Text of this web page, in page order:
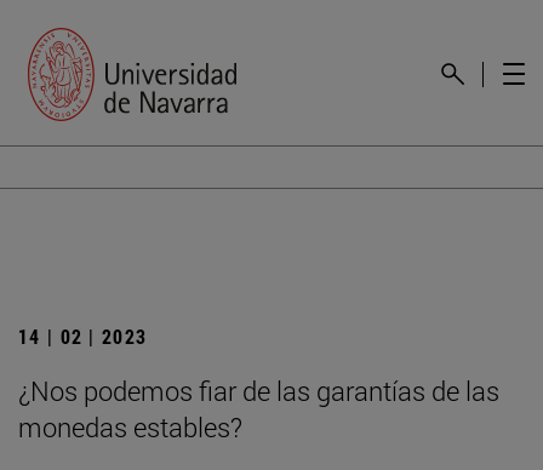
14 | 02 | 2023
¿Nos podemos fiar de las garantías de las
monedas estables?